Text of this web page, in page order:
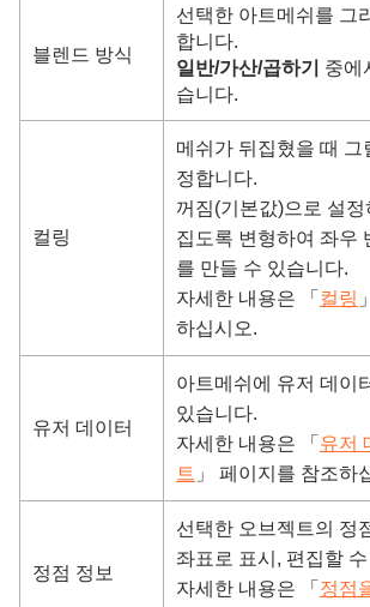
블렌드 방식
선택한 아트메쉬를 그
합니다.
일반/가산/곱하기
중에
습니다.
컬링
메쉬가 뒤집혔을 때 그
정합니다.
꺼짐(기본값)으로 설정
집도록 변형하여 좌우
를 만들 수 있습니다.
자세한 내용은 「 컬링
하십시오.
유저 데이터
아트메쉬에 유저 데이
있습니다.
자세한 내용은 「 유저
트 」 페이지를 참조하
정점 정보
선택한 오브젝트의 정
좌표로 표시, 편집할
자세한 내용은 「 정점